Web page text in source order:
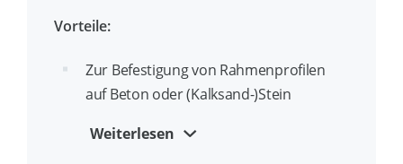
Dübel
Unterbrochenes Gewinde zur schnellen
Entfernung des Bohrmehls
Torx-Anschluss
Vorteile:
Zur Befestigung von Rahmenprofilen
auf Beton oder (Kalksand-)Stein
Hervorragende Tragfähigkeit
Weiterlesen